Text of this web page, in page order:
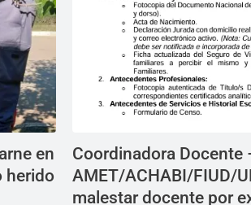
en
herido
Coordinadora Docente
AMET/ACHABI/FIUD/
malestar docente por